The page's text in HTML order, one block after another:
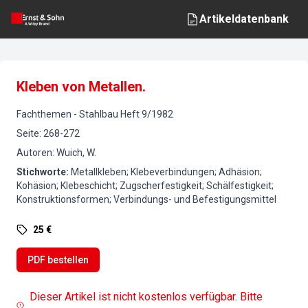
Artikeldatenbank
Kleben von Metallen.
Fachthemen - Stahlbau Heft9/1982
Seite: 268-272
Autoren: Wuich, W.
Stichworte: Metallkleben; Klebeverbindungen; Adhäsion;
Kohäsion; Klebeschicht; Zugscherfestigkeit; Schälfestigkeit;
Konstruktionsformen; Verbindungs- und Befestigungsmittel
25 €
PDF bestellen
Dieser Artikel ist nicht kostenlos verfügbar. Bitte